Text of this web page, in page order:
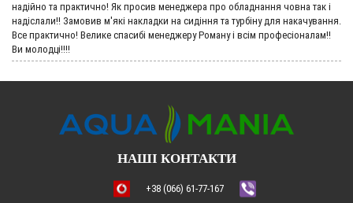
надійно та практично! Як просив менеджера про обладнання човна так і
надіслали!! Замовив м'які накладки на сидіння та турбіну для накачування.
Все практично! Велике спасибі менеджеру Роману і всім професіоналам!!
Ви молодці!!!!
НАШІ КОНТАКТИ
+38 (066) 61-77-167